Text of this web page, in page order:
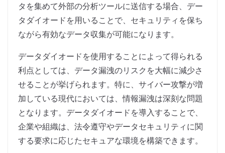
タを集めて外部の分析ツールに送信する場合、デー
タダイオードを用いることで、セキュリティを保ち
ながら有効なデータ収集が可能になります。
データダイオードを使用することによって得られる
利点としては、データ漏洩のリスクを大幅に減少さ
せることが挙げられます。特に、サイバー攻撃が増
加している現代においては、情報漏洩は深刻な問題
となります。データダイオードを導入することで、
企業や組織は、法令遵守やデータセキュリティに関
する要求に応じたセキュアな環境を構築できます。